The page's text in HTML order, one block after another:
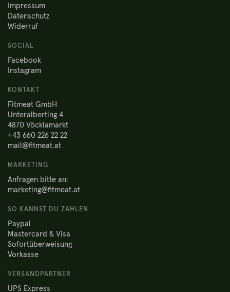
Impressum
Datenschutz
Widerruf
SOCIAL
Facebook
Instagram
KONTAKT
Fitmeat GmbH
Unteralberting 4
4870 Vöcklamarkt
+43 660 226 22 22
mail@fitmeat.at
MARKETING
Anfragen bitte an:
marketing@fitmeat.at
SO KANNST DU ZAHLEN
Paypal
Mastercard & Visa
Sofortüberweisung
Vorkasse
VERSANDPARTNER
UPS Express